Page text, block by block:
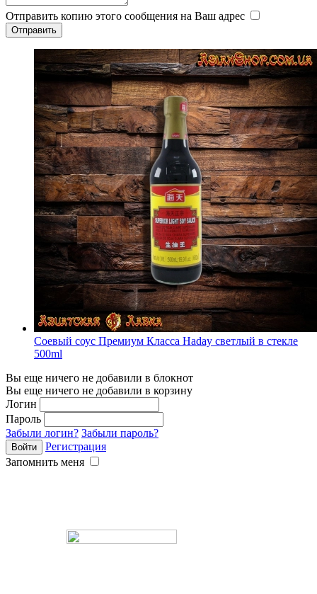
Отправить копию этого сообщения на Ваш адрес
Соевый соус Премиум Класса Haday светлый в стекле
500ml
Вы еще ничего не добавили в блокнот
Вы еще ничего не добавили в корзину
Логин
Пароль
Забыли логин? Забыли пароль?
Регистрация
Запомнить меня